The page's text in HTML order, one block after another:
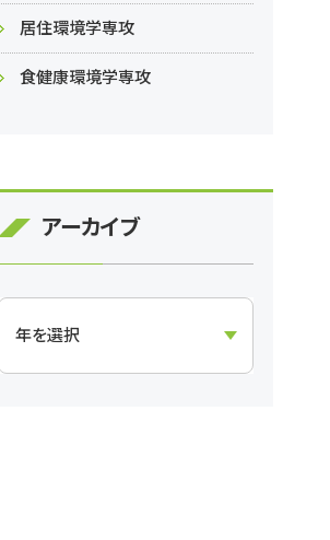
居住環境学専攻
食健康環境学専攻
アーカイブ